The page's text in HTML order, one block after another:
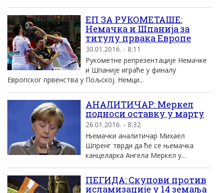
ЕП ЗА РУКОМЕТАШЕ:
Немачка и Шпаниjа за
титулу првака Eвропе
30.01.2016. - 8:11
Рукометне репрезентациjе Немачке
и Шпаниjе играће у финалу
Eвропског првенства у Пољскоj. Немци...
АНАЛИТИЧАР: Меркел
подноси оставку у марту
26.01.2016. - 8:32
Њемачки аналитичар Михаел
Шпренг тврди да ће се њемачка
канцеларка Ангела Меркел у...
ПЕГИДА: Скупови против
исламизације у 14 земаља